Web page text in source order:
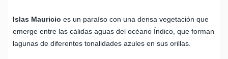
Islas Mauricio es un paraíso con una densa vegetación que
emerge entre las cálidas aguas del océano Índico, que forman
lagunas de diferentes tonalidades azules en sus orillas.